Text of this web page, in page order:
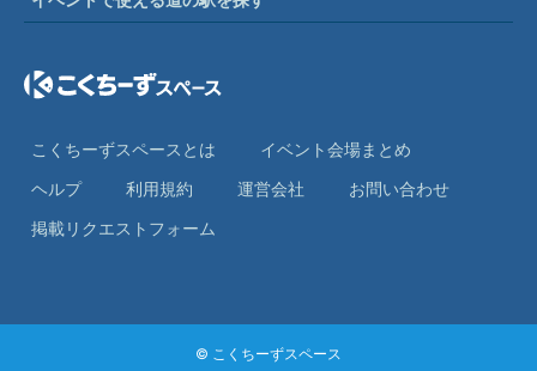
こくちーずスペースとは
イベント会場まとめ
ヘルプ
利⽤規約 運営会社
お問い合わせ
掲載リクエストフォーム
© こくちーずスペース